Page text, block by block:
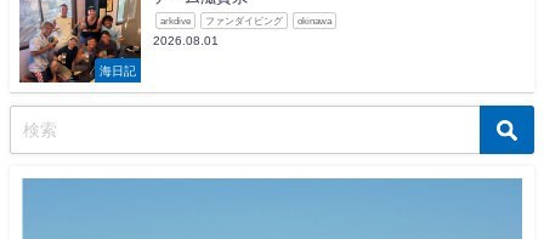
海日記
arkdive ファンダイビング okinawa
2026.08.01